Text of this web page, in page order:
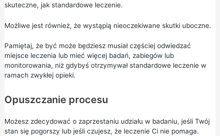
skuteczne, jak standardowe leczenie.
Możliwe jest również, że wystąpią nieoczekiwane skutki uboczne.
Pamiętaj, że być może będziesz musiał częściej odwiedzać
miejsce leczenia lub mieć więcej badań, zabiegów lub
monitorowania, niż gdybyś otrzymywał standardowe leczenie w
ramach zwykłej opieki.
Opuszczanie procesu
Możesz zdecydować o zaprzestaniu udziału w badaniu, jeśli Twój
stan się pogorszy lub jeśli czujesz, że leczenie Ci nie pomaga.